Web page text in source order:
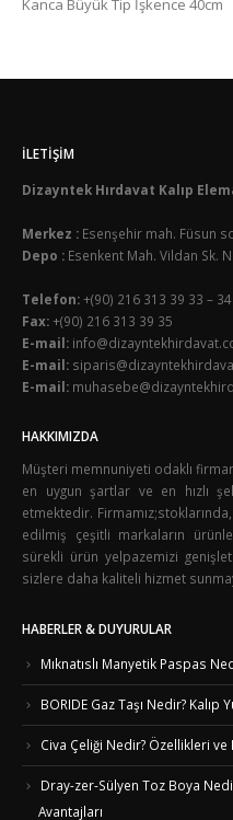
İLETIŞIM
Dizayntek Hırdavat Kalıp
Merkez : Esenşehir mah. Füsun
Depo : Esenkent Mah. Vildan Sk.
Telefon:+(90) 216 313 39 33 – 34
Fax:+(90) 216 313 39 35
E-mail:
E-mail:
E-mail:
HAKKIMIZDA
Müşteri memnuniyeti odaklı
en uygun şartlar ve en hızlı
etmektedir.
edilmiş çeşitli markaların
sürekli ürün yelpazemizi
sizlere daha kaliteli hizmet
HABERLER & DUYURULAR
Mıknatıslı Manyetik Paspas
BORIDE Gaz Taşı Nedir?
Civa Çeliği Nedir? Özellikleri ve
Dray-zer-Sülyen Toz Boya
Avantajları